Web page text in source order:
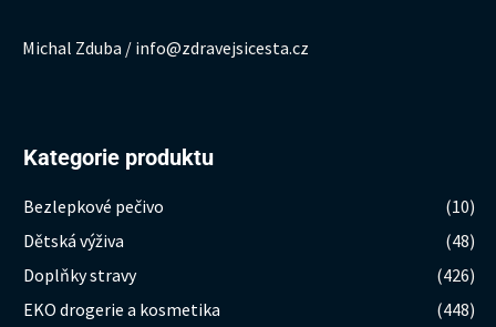
Michal Zduba / info@zdravejsicesta.cz
Kategorie produktu
Bezlepkové pečivo
(10)
Dětská výživa
(48)
Doplňky stravy
(426)
EKO drogerie a kosmetika
(448)